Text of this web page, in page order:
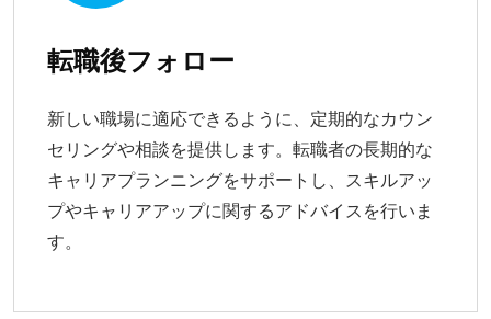
転職後フォロー
新しい職場に適応できるように、定期的なカウン
セリングや相談を提供します。転職者の長期的な
キャリアプランニングをサポートし、スキルアッ
プやキャリアアップに関するアドバイスを行いま
す。